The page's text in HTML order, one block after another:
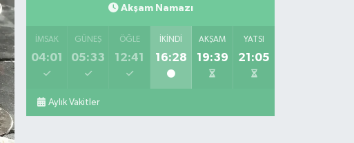
Akşam Namazı
İMSAK
04:01
GÜNEŞ
05:33
ÖĞLE
12:41
İKINDI
16:28
AKŞAM
19:39
YATSI
21:05
Aylık Vakitler